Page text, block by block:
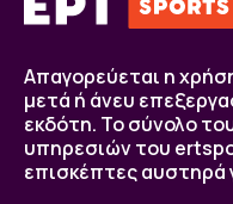
Απαγορεύεται η
μετά ή άνευ
εκδότη. Το σύνολο
υπηρεσιών του
επισκέπτες αυστηρά